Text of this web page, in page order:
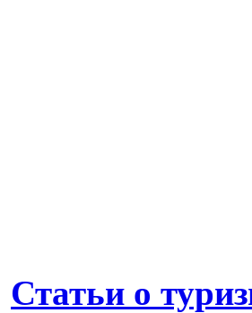
Статьи о